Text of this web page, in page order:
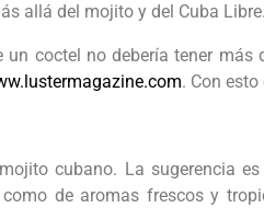
allá del mojito y del Cuba Libre.
un coctel no debería tener
. Con
cubano. La sugerencia
de aromas frescos y